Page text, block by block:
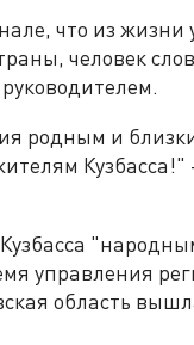
что из жизни
человек
родным и
Кузбасса!"
управления
область